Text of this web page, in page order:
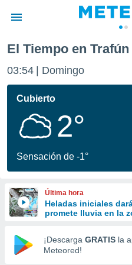
de
por
se
calidad.
a este
las
y
forma
digital
basada
El Tiempo en Trafún
03:54 Domingo
Cubierto
2°
Sensación de -1°
Última hora
Heladas iniciales
promete lluvia en la
¡Descarga GRATIS la
Meteored!